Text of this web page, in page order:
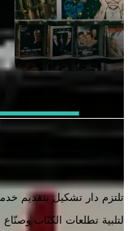
تلتزم دار تشكيل بتقديم
لتلبية تطلعات الكتّاب